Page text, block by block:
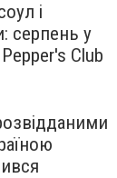
і
серпень у
Club